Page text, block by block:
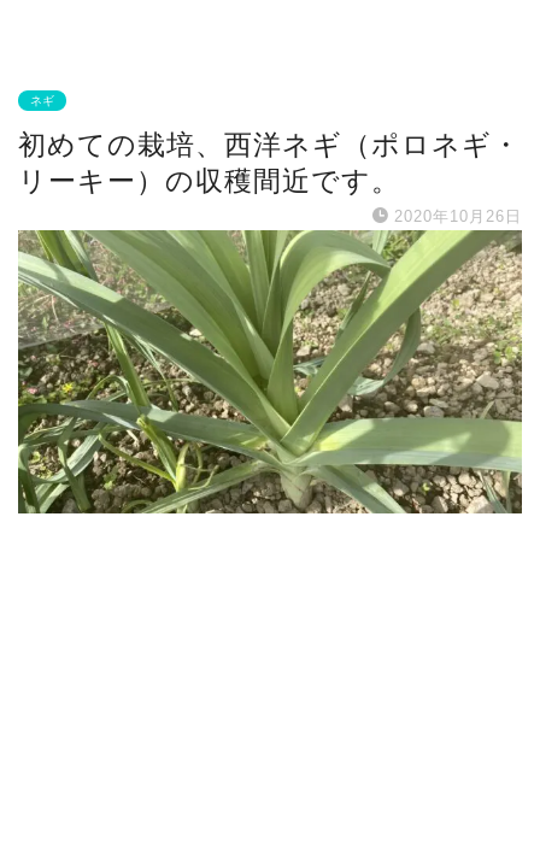
ネギ
初めての栽培、西洋ネギ（ポロネギ・
リーキー）の収穫間近です。
2020年10月26日